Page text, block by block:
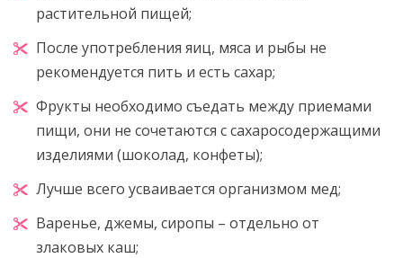
растительной пищей;
После употребления яиц, мяса и рыбы не
рекомендуется пить и есть сахар;
Фрукты необходимо съедать между приемами
пищи, они не сочетаются с сахаросодержащими
изделиями (шоколад, конфеты);
Лучше всего усваивается организмом мед;
Варенье, джемы, сиропы – отдельно от
злаковых каш;